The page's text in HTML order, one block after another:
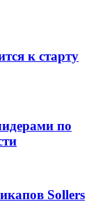
к старту
по
Sollers